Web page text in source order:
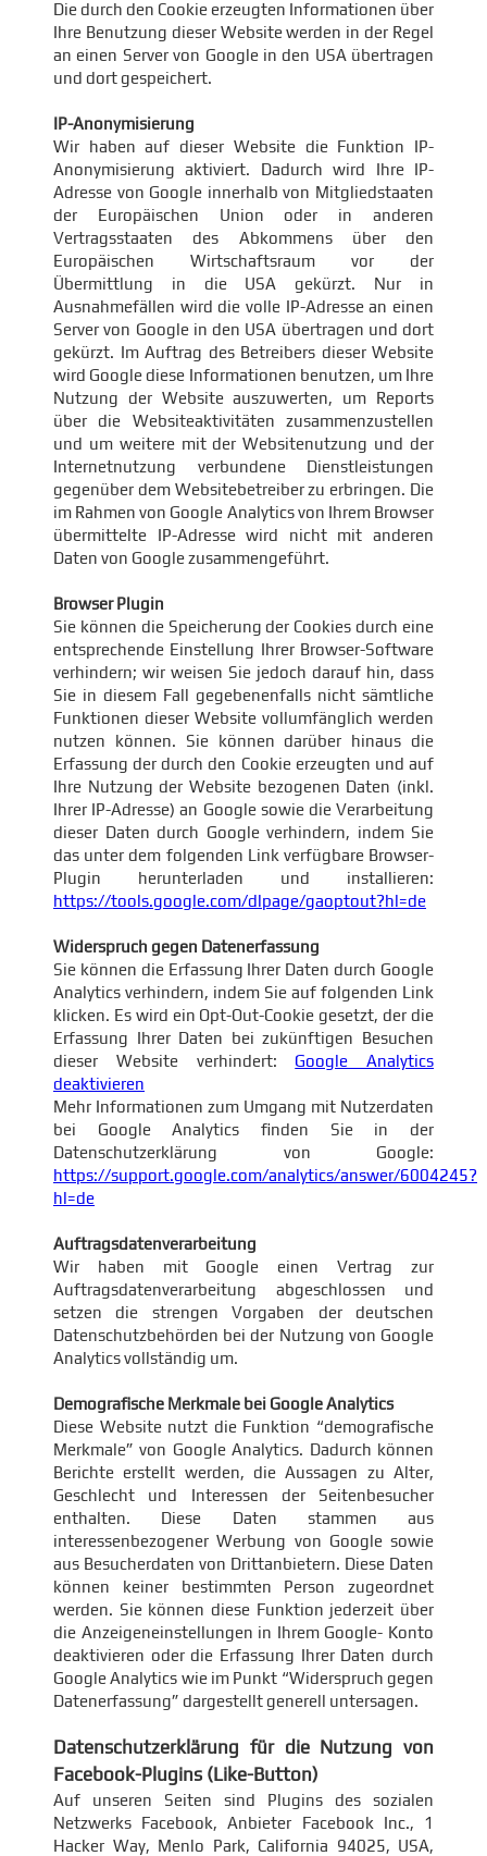
Die durch den Cookie erzeugten Informationen über
Ihre Benutzung dieser Website werden in der Regel
an einen Server von Google in den USA übertragen
und dort gespeichert.
IP-Anonymisierung
Wir haben auf dieser Website die Funktion IP-
Anonymisierung aktiviert. Dadurch wird Ihre IP-
Adresse von Google innerhalb von Mitgliedstaaten
der Europäischen Union oder in anderen
Vertragsstaaten des Abkommens über den
Europäischen Wirtschaftsraum vor der
Übermittlung in die USA gekürzt. Nur in
Ausnahmefällen wird die volle IP-Adresse an einen
Server von Google in den USA übertragen und dort
gekürzt. Im Auftrag des Betreibers dieser Website
wird Google diese Informationen benutzen, um Ihre
Nutzung der Website auszuwerten, um Reports
über die Websiteaktivitäten zusammenzustellen
und um weitere mit der Websitenutzung und der
Internetnutzung verbundene Dienstleistungen
gegenüber dem Websitebetreiber zu erbringen. Die
im Rahmen von Google Analytics von Ihrem Browser
übermittelte IP-Adresse wird nicht mit anderen
Daten von Google zusammengeführt.
Browser Plugin
Sie können die Speicherung der Cookies durch eine
entsprechende Einstellung Ihrer Browser-Software
verhindern; wir weisen Sie jedoch darauf hin, dass
Sie in diesem Fall gegebenenfalls nicht sämtliche
Funktionen dieser Website vollumfänglich werden
nutzen können. Sie können darüber hinaus die
Erfassung der durch den Cookie erzeugten und auf
Ihre Nutzung der Website bezogenen Daten (inkl.
Ihrer IP-Adresse) an Google sowie die Verarbeitung
dieser Daten durch Google verhindern, indem Sie
das unter dem folgenden Link verfügbare Browser-
Plugin herunterladen und installieren:
https://tools.google.com/dlpage/gaoptout?hl=de
Widerspruch gegen Datenerfassung
Sie können die Erfassung Ihrer Daten durch Google
Analytics verhindern, indem Sie auf folgenden Link
klicken. Es wird ein Opt-Out-Cookie gesetzt, der die
Erfassung Ihrer Daten bei zukünftigen Besuchen
dieser Website verhindert: Google Analytics
deaktivieren
Mehr Informationen zum Umgang mit Nutzerdaten
bei Google Analytics finden Sie in der
Datenschutzerklärung von Google:
https://support.google.com/analytics/answer/6004245?
hl=de
Auftragsdatenverarbeitung
Wir haben mit Google einen Vertrag zur
Auftragsdatenverarbeitung abgeschlossen und
setzen die strengen Vorgaben der deutschen
Datenschutzbehörden bei der Nutzung von Google
Analytics vollständig um.
Demografische Merkmale bei Google Analytics
Diese Website nutzt die Funktion “demografische
Merkmale” von Google Analytics. Dadurch können
Berichte erstellt werden, die Aussagen zu Alter,
Geschlecht und Interessen der Seitenbesucher
enthalten. Diese Daten stammen aus
interessenbezogener Werbung von Google sowie
aus Besucherdaten von Drittanbietern. Diese Daten
können keiner bestimmten Person zugeordnet
werden. Sie können diese Funktion jederzeit über
die Anzeigeneinstellungen in Ihrem Google- Konto
deaktivieren oder die Erfassung Ihrer Daten durch
Google Analytics wie im Punkt “Widerspruch gegen
Datenerfassung” dargestellt generell untersagen.
Datenschutzerklärung für die Nutzung von
Facebook-Plugins (Like-Button)
Auf unseren Seiten sind Plugins des sozialen
Netzwerks Facebook, Anbieter Facebook Inc., 1
Hacker Way, Menlo Park, California 94025, USA,